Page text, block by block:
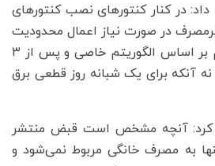
در کنار کنتورهای نصب کنتورهای
در صورت نیاز اعمال محدودیت
صورت بگیرد که این هم بر اساس الگوریتم خاصی و پس از ۳
نه آنکه برای یک شبانه روز قطعی برق
کرد: آنچه مشخص است قبض منتشر
به مصرف خانگی مربوط نمی‌شود و